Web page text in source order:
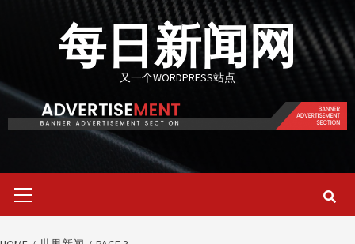
每日新闻网
又一个WORDPRESS站点
Menu